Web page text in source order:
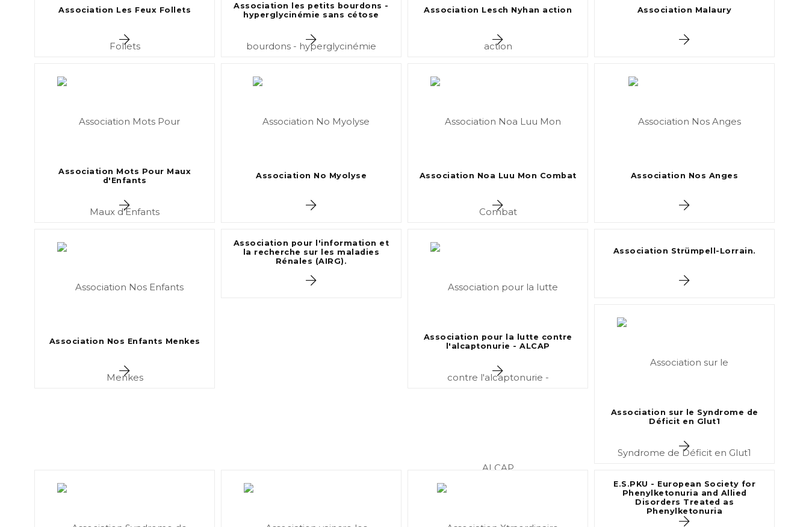
Association Les Feux Follets
Association les petits bourdons -
hyperglycinémie sans cétose
Association Lesch Nyhan action Association Malaury
Association Mots Pour Maux
d'Enfants
Association No Myolyse Association Noa Luu Mon Combat Association Nos Anges
Association Nos Enfants Menkes
Association pour l'information et
la recherche sur les maladies
Rénales (AIRG).
Association pour la lutte contre
l'alcaptonurie - ALCAP
Association Strümpell-Lorrain.
Association sur le Syndrome de
Déficit en Glut1
E.S.PKU - European Society for
Phenylketonuria and Allied
Disorders Treated as
Phenylketonuria